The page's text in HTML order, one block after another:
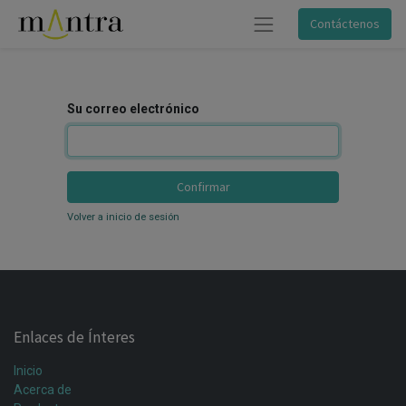
Contáctenos
Su correo electrónico
Confirmar
Volver a inicio de sesión
Enlaces de Ínteres
Inicio
Acerca de